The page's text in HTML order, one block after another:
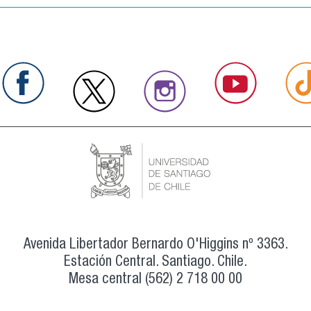
Avenida Libertador Bernardo O'Higgins nº 3363.
Estación Central. Santiago. Chile.
Mesa central (562) 2 718 00 00